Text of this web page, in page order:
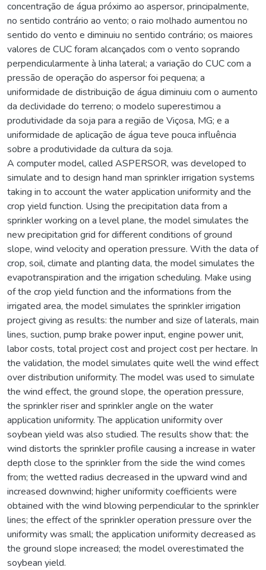
concentração de água próximo ao aspersor, principalmente,
no sentido contrário ao vento; o raio molhado aumentou no
sentido do vento e diminuiu no sentido contrário; os maiores
valores de CUC foram alcançados com o vento soprando
perpendicularmente à linha lateral; a variação do CUC com a
pressão de operação do aspersor foi pequena; a
uniformidade de distribuição de água diminuiu com o aumento
da declividade do terreno; o modelo superestimou a
produtividade da soja para a região de Viçosa, MG; e a
uniformidade de aplicação de água teve pouca influência
sobre a produtividade da cultura da soja.
A computer model, called ASPERSOR, was developed to
simulate and to design hand man sprinkler irrigation systems
taking in to account the water application uniformity and the
crop yield function. Using the precipitation data from a
sprinkler working on a level plane, the model simulates the
new precipitation grid for different conditions of ground
slope, wind velocity and operation pressure. With the data of
crop, soil, climate and planting data, the model simulates the
evapotranspiration and the irrigation scheduling. Make using
of the crop yield function and the informations from the
irrigated area, the model simulates the sprinkler irrigation
project giving as results: the number and size of laterals, main
lines, suction, pump brake power input, engine power unit,
labor costs, total project cost and project cost per hectare. In
the validation, the model simulates quite well the wind effect
over distribution uniformity. The model was used to simulate
the wind effect, the ground slope, the operation pressure,
the sprinkler riser and sprinkler angle on the water
application uniformity. The application uniformity over
soybean yield was also studied. The results show that: the
wind distorts the sprinkler profile causing a increase in water
depth close to the sprinkler from the side the wind comes
from; the wetted radius decreased in the upward wind and
increased downwind; higher uniformity coefficients were
obtained with the wind blowing perpendicular to the sprinkler
lines; the effect of the sprinkler operation pressure over the
uniformity was small; the application uniformity decreased as
the ground slope increased; the model overestimated the
soybean yield.